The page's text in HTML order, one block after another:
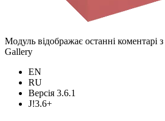
Модуль відображає останні коментарі
Gallery
EN
RU
Версія 3.6.1
J!3.6+